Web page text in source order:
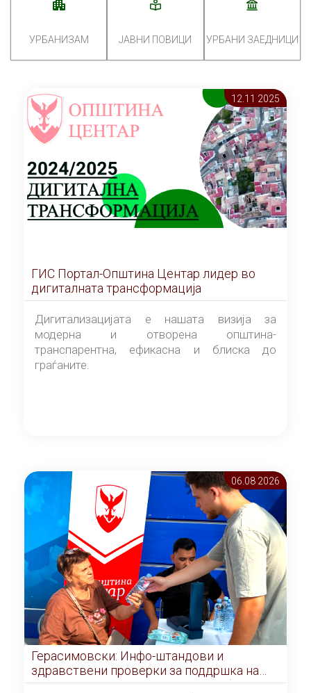
УРБАНИЗАМ ЈАВНИ ПОВИЦИ УРБАНИ ЗАЕДНИЦИ
12.11 2025
ГИС Портал-Општина Центар лидер во
дигиталната трансформација
Дигитализацијата е нашата визија за
модерна и отворена општина-
транспарентна, ефикасна и блиска до
граѓаните.
06.08 2026
Герасимовски: Инфо-штандови и
здравствени проверки за поддршка на
граѓаните во услови на топлотен бран